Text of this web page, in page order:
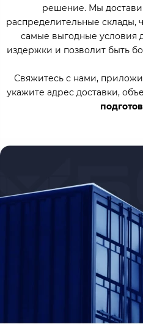
решение. Мы
распределительные склады,
самые выгодные условия
издержки и позволит быть
Свяжитесь с нами,
укажите адрес доставки,